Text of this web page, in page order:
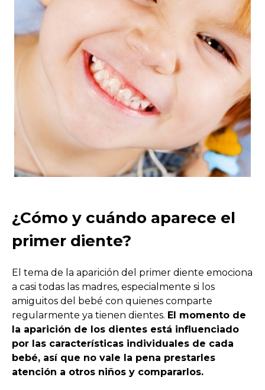
¿Cómo y cuándo aparece el
primer diente?
El tema de la aparición del primer diente emociona
a casi todas las madres, especialmente si los
amiguitos del bebé con quienes comparte
regularmente ya tienen dientes. El momento de
la aparición de los dientes está influenciado
por las características individuales de cada
bebé, así que no vale la pena prestarles
atención a otros niños y compararlos.